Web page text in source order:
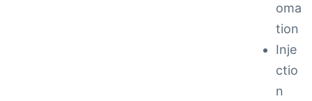
oma
tion
Inje
ctio
n